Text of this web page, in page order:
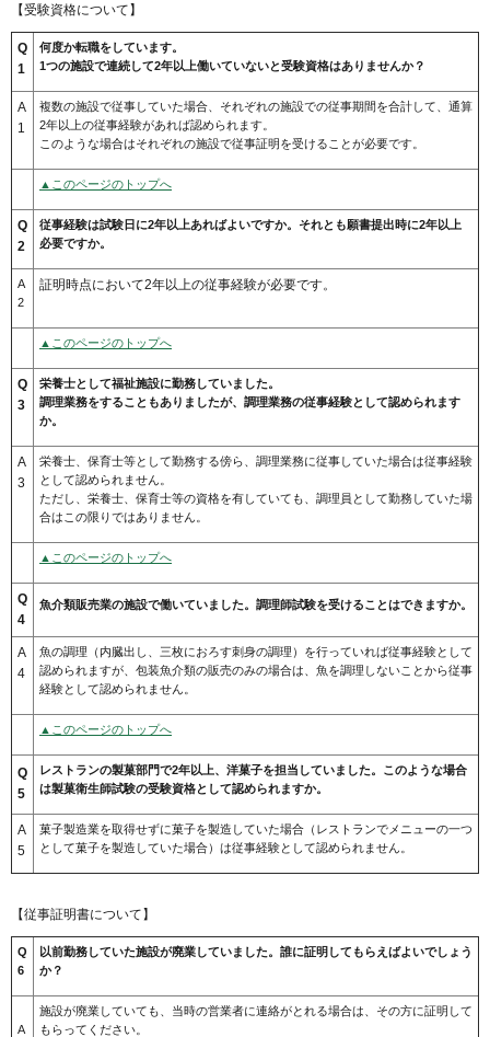
【受験資格について】
Q
1
何度か転職をしています。
1つの施設で連続して2年以上働いていないと受験資格はありませんか？
A
1
複数の施設で従事していた場合、それぞれの施設での従事期間を合計して、通算
2年以上の従事経験があれば認められます。
このような場合はそれぞれの施設で従事証明を受けることが必要です。
▲このページのトップへ
Q
2
従事経験は試験日に2年以上あればよいですか。それとも願書提出時に2年以上
必要ですか。
A
2
証明時点において2年以上の従事経験が必要です。
▲このページのトップへ
Q
3
栄養士として福祉施設に勤務していました。
調理業務をすることもありましたが、調理業務の従事経験として認められます
か。
A
3
栄養士、保育士等として勤務する傍ら、調理業務に従事していた場合は従事経験
として認められません。
ただし、栄養士、保育士等の資格を有していても、調理員として勤務していた場
合はこの限りではありません。
▲このページのトップへ
Q
4
魚介類販売業の施設で働いていました。調理師試験を受けることはできますか。
A
4
魚の調理（内臓出し、三枚におろす刺身の調理）を行っていれば従事経験として
認められますが、包装魚介類の販売のみの場合は、魚を調理しないことから従事
経験として認められません。
▲このページのトップへ
Q
5
レストランの製菓部門で2年以上、洋菓子を担当していました。このような場合
は製菓衛生師試験の受験資格として認められますか。
A
5
菓子製造業を取得せずに菓子を製造していた場合（レストランでメニューの一つ
として菓子を製造していた場合）は従事経験として認められません。
【従事証明書について】
Q
6
以前勤務していた施設が廃業していました。誰に証明してもらえばよいでしょう
か？
A
施設が廃業していても、当時の営業者に連絡がとれる場合は、その方に証明して
もらってください。